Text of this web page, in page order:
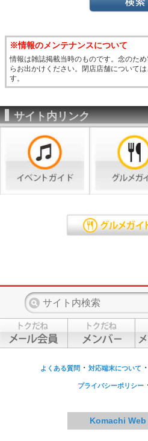
※情報のメンテナンスについて
情報は雑誌掲載当時のものです。念のた
らお出かけください。閉店店舗について
す。
サイト内リンク
よくある質問 ・ 対応端末について ・
プライバシーポリシー
Komachi Web